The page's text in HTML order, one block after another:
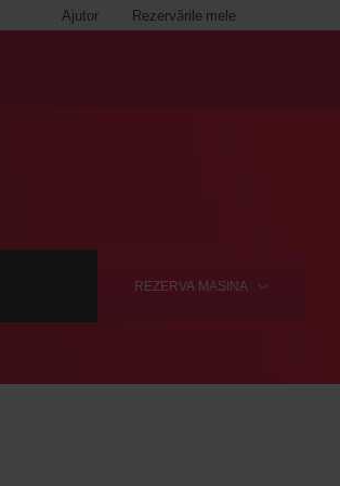
Rezervările mele
Ajutor
REZERVA MASINA